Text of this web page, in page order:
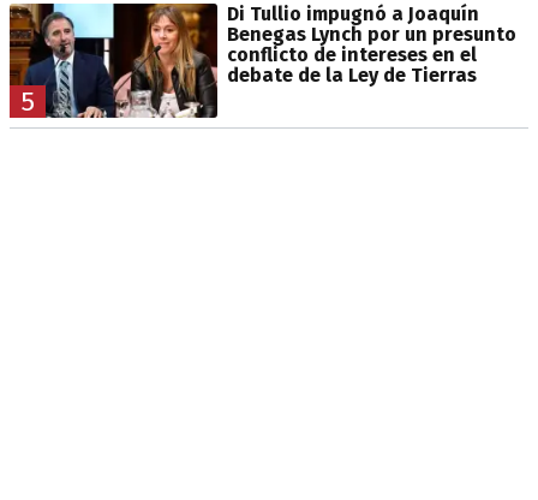
5
Di Tullio impugnó a Joaquín
Benegas Lynch por un presunto
conflicto de intereses en el
debate de la Ley de Tierras